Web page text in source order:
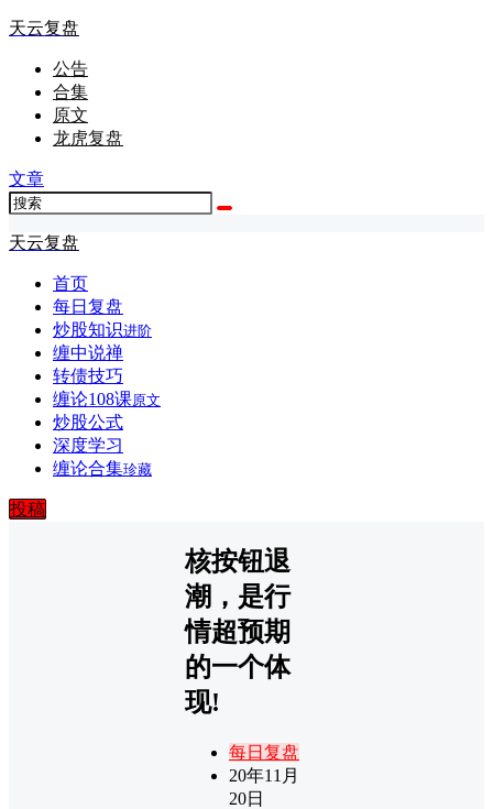
天云复盘
公告
合集
原文
龙虎复盘
文章
天云复盘
首页
每日复盘
炒股知识进阶
缠中说禅
转债技巧
缠论108课原文
炒股公式
深度学习
缠论合集珍藏
投稿
核按钮退
潮，是行
情超预期
的一个体
现!
每日复盘
20年11月
20日